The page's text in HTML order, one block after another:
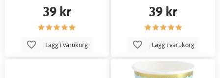
39 kr
Lägg i varukorg
39 kr
Lägg i varukorg